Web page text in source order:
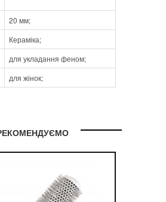
20 мм;
Кераміка;
для укладання феном;
для жінок;